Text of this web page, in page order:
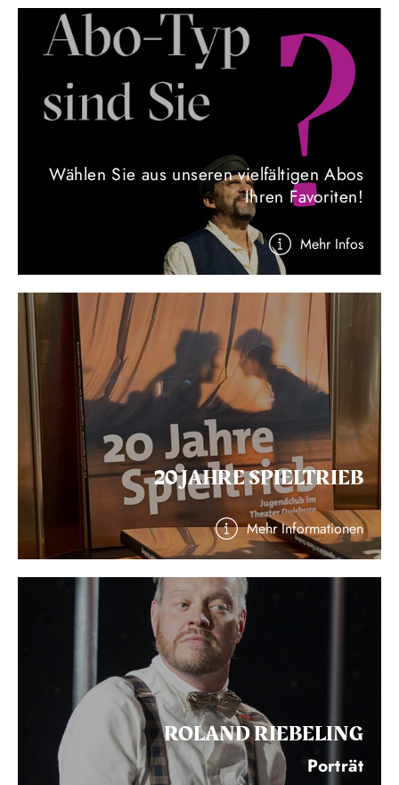
Wählen Sie aus unseren vielfältigen Abos
Ihren Favoriten!
Mehr Infos
20 JAHRE SPIELTRIEB
Mehr Informationen
ROLAND RIEBELING
Porträt